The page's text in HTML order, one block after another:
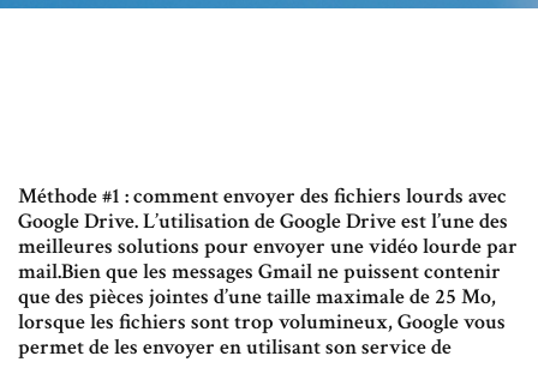
Méthode #1 : comment envoyer des fichiers lourds avec
Google Drive. L’utilisation de Google Drive est l’une des
meilleures solutions pour envoyer une vidéo lourde par
mail.Bien que les messages Gmail ne puissent contenir
que des pièces jointes d’une taille maximale de 25 Mo,
lorsque les fichiers sont trop volumineux, Google vous
permet de les envoyer en utilisant son service de